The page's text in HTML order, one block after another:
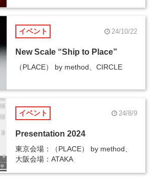
イベント 24/10/22
New Scale “Ship to Place”
（PLACE） by method、CIRCLE
イベント 24/8/9
Presentation 2024
東京会場：（PLACE） by method、
大阪会場：ATAKA